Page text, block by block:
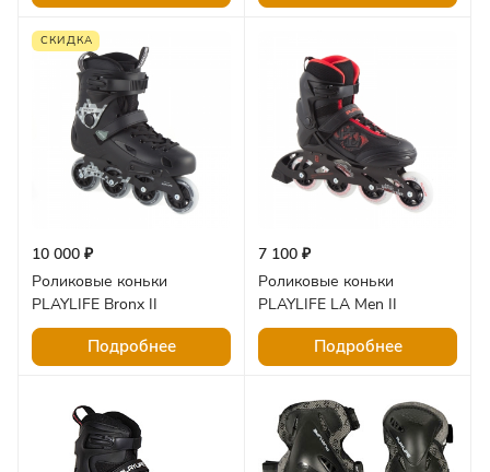
СКИДКА
10 000 ₽
Роликовые коньки
PLAYLIFE Bronx II
Подробнее
7 100 ₽
Роликовые коньки
PLAYLIFE LA Men II
Подробнее